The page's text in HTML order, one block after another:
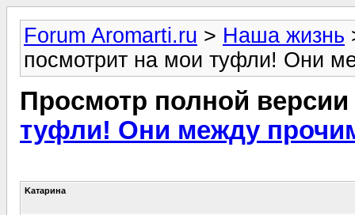
Forum Aromarti.ru > Наша жизнь
посмотрит на мои туфли! Они
Просмотр полной
туфли! Они между
Kатарина